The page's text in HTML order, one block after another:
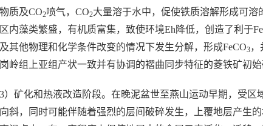
质及CO2喷气，CO2大量溶于水中，促使铁质溶解形成可溶
内藻类繁盛，有机质富集，致使环境Eh降低，创造了利于
其他物理和化学条件改变的情况下发生分解，形成FeCO3，
岭组上亚组产状一致并有协调的褶曲同步特征的菱铁矿初始
3）矿化和热液改造阶段。在晚泥盆世至燕山运动早期，受
斜，同时可能伴随着强烈的层间破碎发生，上覆地层产生